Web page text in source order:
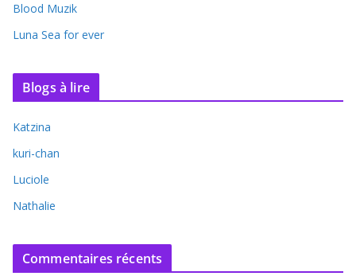
Blood Muzik
Luna Sea for ever
Blogs à lire
Katzina
kuri-chan
Luciole
Nathalie
Commentaires récents